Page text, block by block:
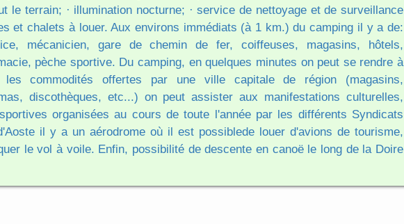
le terrain; · illumination nocturne; · service de nettoyage et de surveillance
et chalets à louer. Aux environs immédiats (à 1 km.) du camping il y a de:
mécanicien, gare de chemin de fer, coiffeuses, magasins, hôtels,
pèche sportive. Du camping, en quelques minutes on peut se rendre à
commodités offertes par une ville capitale de région (magasins,
discothèques, etc...) on peut assister aux manifestations culturelles,
organisées au cours de toute l'année par les différents Syndicats
il y a un aérodrome où il est possiblede louer d'avions de tourisme,
le vol à voile. Enfin, possibilité de descente en canoë le long de la Doire